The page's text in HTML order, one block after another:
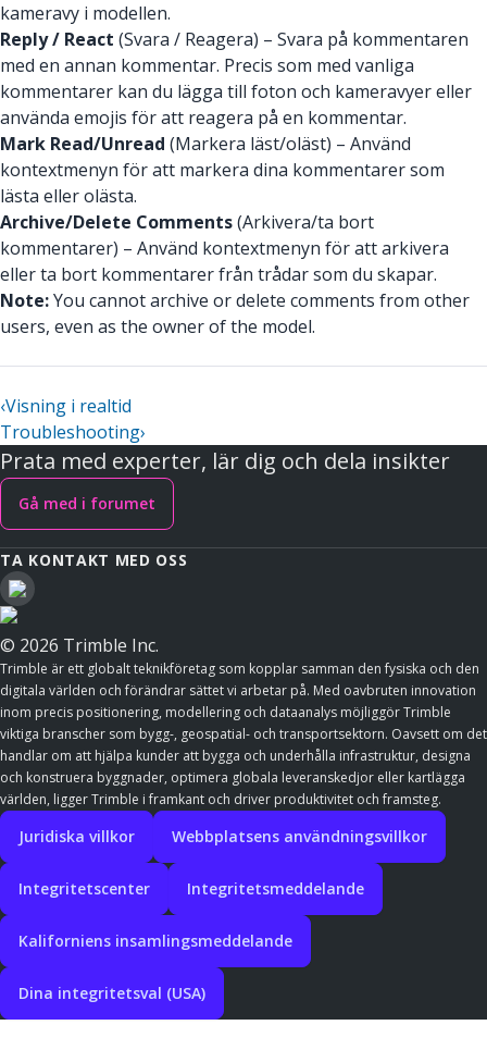
kameravy i modellen.
Reply / React (Svara / Reagera) – Svara på kommentaren
med en annan kommentar. Precis som med vanliga
kommentarer kan du lägga till foton och kameravyer eller
använda emojis för att reagera på en kommentar.
Mark Read/Unread (Markera läst/oläst) – Använd
kontextmenyn för att markera dina kommentarer som
lästa eller olästa.
Archive/Delete Comments(Arkivera/ta bort
kommentarer) – Använd kontextmenyn för att arkivera
eller ta bort kommentarer från trådar som du skapar.
Note:You cannot archive or delete comments from other
users, even as the owner of the model.
‹Visning i realtid
Troubleshooting›
Prata med experter, lär dig och dela insikter
Gå med i forumet
TA KONTAKT MED OSS
© 2026 Trimble Inc.
Trimble är ett globalt teknikföretag som kopplar samman den fysiska och den
digitala världen och förändrar sättet vi arbetar på. Med oavbruten innovation
inom precis positionering, modellering och dataanalys möjliggör Trimble
viktiga branscher som bygg-, geospatial- och transportsektorn. Oavsett om det
handlar om att hjälpa kunder att bygga och underhålla infrastruktur, designa
och konstruera byggnader, optimera globala leveranskedjor eller kartlägga
världen, ligger Trimble i framkant och driver produktivitet och framsteg.
Juridiska villkor Webbplatsens användningsvillkor
Integritetscenter Integritetsmeddelande
Kaliforniens insamlingsmeddelande
Dina integritetsval (USA)